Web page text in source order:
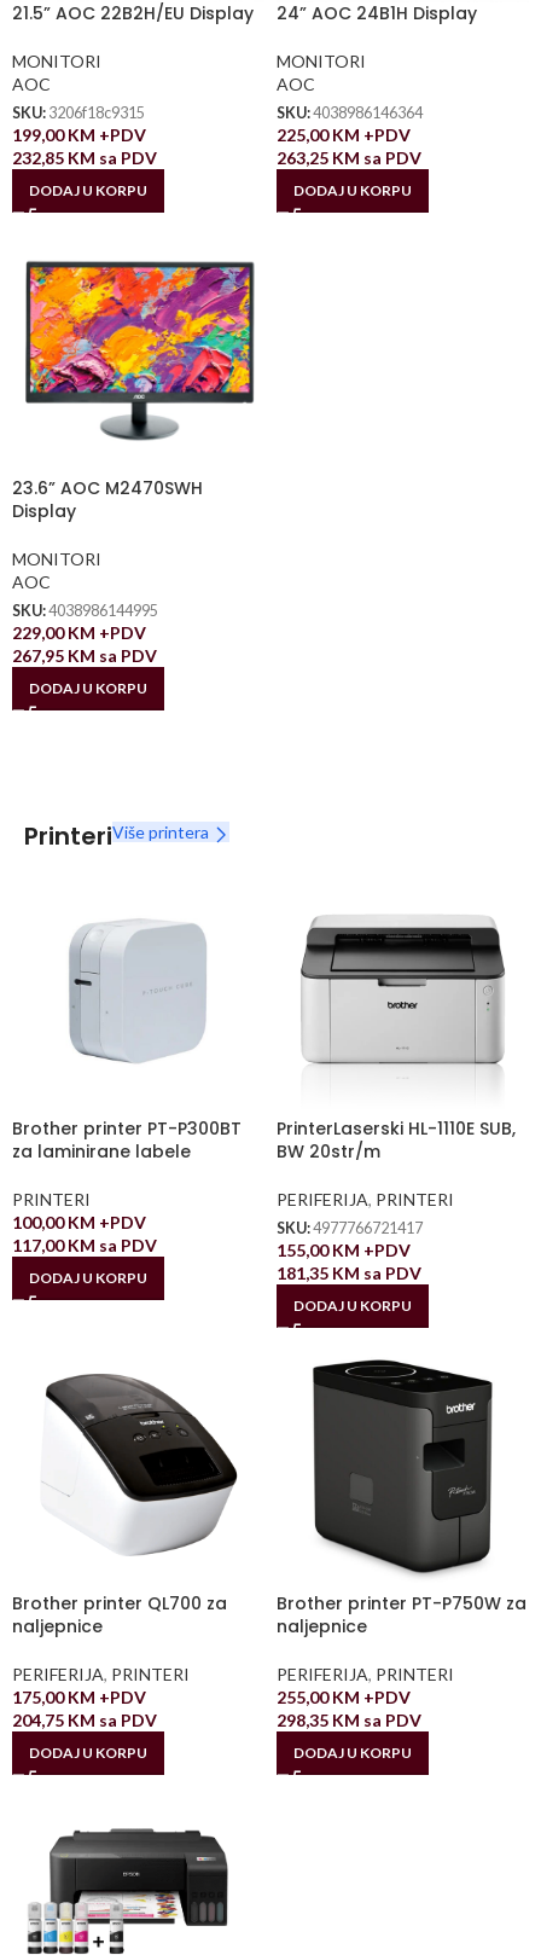
21.5” AOC 22B2H/EU Display
MONITORI
AOC
SKU: 3206f18c9315
199,00KM +PDV
232,85 KM sa PDV
DODAJ U KORPU
24” AOC 24B1H Display
MONITORI
AOC
SKU:4038986146364
225,00KM +PDV
263,25 KM sa PDV
DODAJ U KORPU
23.6” AOC M2470SWH
Display
MONITORI
AOC
SKU:4038986144995
229,00KM +PDV
267,95 KM sa PDV
DODAJ U KORPU
PrinteriViše printera
Brother printer PT-P300BT
za laminirane labele
PRINTERI
100,00KM +PDV
117,00KM sa PDV
DODAJ U KORPU
PrinterLaserski HL-1110E SUB,
BW 20str/m
PERIFERIJA, PRINTERI
SKU:4977766721417
155,00KM +PDV
181,35 KM sa PDV
DODAJ U KORPU
Brother printer QL700 za
naljepnice
PERIFERIJA, PRINTERI
175,00KM +PDV
204,75 KM sa PDV
DODAJ U KORPU
Brother printer PT-P750W za
naljepnice
PERIFERIJA, PRINTERI
255,00KM +PDV
298,35 KM sa PDV
DODAJ U KORPU